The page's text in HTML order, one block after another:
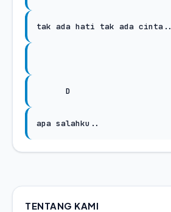
tak ada hati tak ada cinta..
D
apa salahku..
TENTANG KAMI